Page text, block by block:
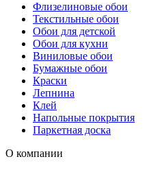
Флизелиновые обои
Текстильные обои
Обои для детской
Обои для кухни
Виниловые обои
Бумажные обои
Краски
Лепнина
Клей
Напольные покрытия
Паркетная доска
О компании